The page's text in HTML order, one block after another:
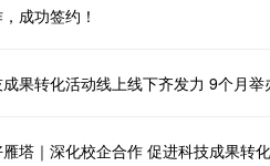
成功签约！
果转化活动线上线下齐发力 9个月举
塔｜深化校企合作 促进科技成果转化